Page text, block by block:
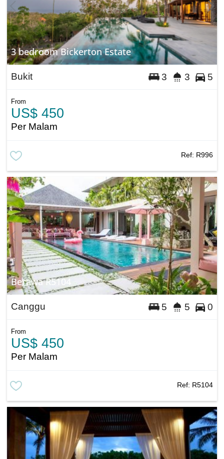
3 bedroom Bickerton Estate
Bukit 3 3 5
From
US$ 450
Per Malam
Ref: R996
Berawa R5104
Canggu 5 5 0
From
US$ 450
Per Malam
Ref: R5104